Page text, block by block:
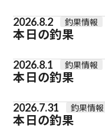
2026.8.2 釣果情報
本日の釣果
2026.8.1 釣果情報
本日の釣果
2026.7.31 釣果情報
本日の釣果